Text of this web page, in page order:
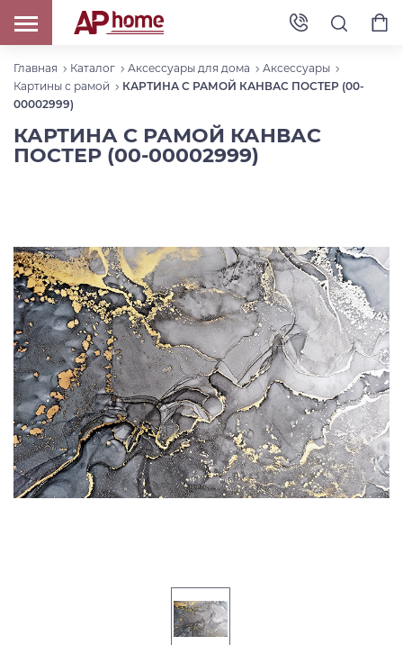
Главная Каталог Аксессуары для дома
Аксессуары
Картины с рамой
КАРТИНА С РАМОЙ КАНВАС ПОСТЕР (00-
00002999)
КАРТИНА С РАМОЙ КАНВАС
ПОСТЕР (00-00002999)